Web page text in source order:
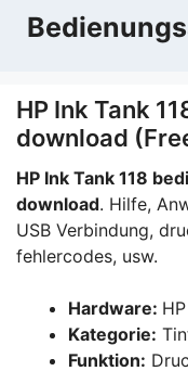
Zum
Inhalt
HP Ink Tank
download
HP Ink Tank 118
download. Hilfe,
USB Verbindung,
fehlercodes, usw.
Hardware:
Kategorie:
Funktion: